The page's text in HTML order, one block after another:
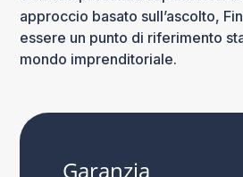
approccio basato sull’ascolto,
essere un punto di riferimento
mondo imprenditoriale.
Garanzia